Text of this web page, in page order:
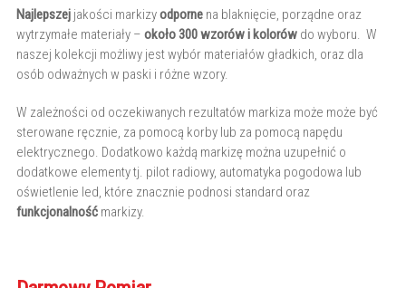
Najlepszejjakości markizyodpornena blaknięcie, porządne oraz
wytrzymałe materiały – około 300 wzorów i kolorówdo wyboru. W
naszej kolekcji możliwy jest wybór materiałów gładkich, oraz dla
osób odważnych w paski i różne wzory.
W zależności od oczekiwanych rezultatów markiza może może być
sterowane ręcznie, za pomocą korby lub za pomocą napędu
elektrycznego. Dodatkowo każdą markizę można uzupełnić o
dodatkowe elementy tj. pilot radiowy, automatyka pogodowa lub
oświetlenie led, które znacznie podnosi standard oraz
funkcjonalnośćmarkizy.